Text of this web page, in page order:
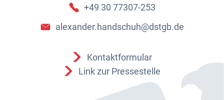
+49 30 77307-253
alexander.handschuh@dstgb.de
Kontaktformular
Link zur Pressestelle